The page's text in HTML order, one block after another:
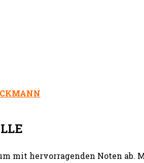
mit hervorragenden Noten